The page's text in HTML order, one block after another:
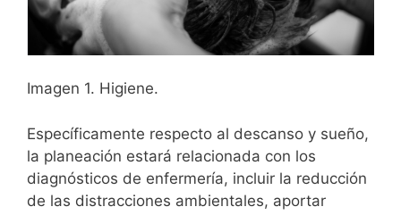
Imagen 1. Higiene.
Específicamente respecto al descanso y sueño,
la planeación estará relacionada con los
diagnósticos de enfermería, incluir la reducción
de las distracciones ambientales, aportar